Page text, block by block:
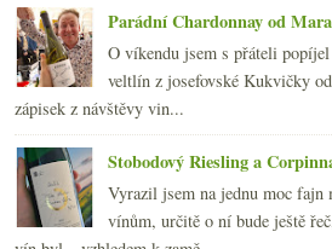
►2008(270)
►2007(108)
Parádní Chardonnay od
O víkendu jsem s přáteli
veltlín z josefovské Kukvičky
zápisek z návštěvy vin...
Stobodový Riesling a
Vyrazil jsem na jednu moc fajn
vínům, určitě o ní bude ještě